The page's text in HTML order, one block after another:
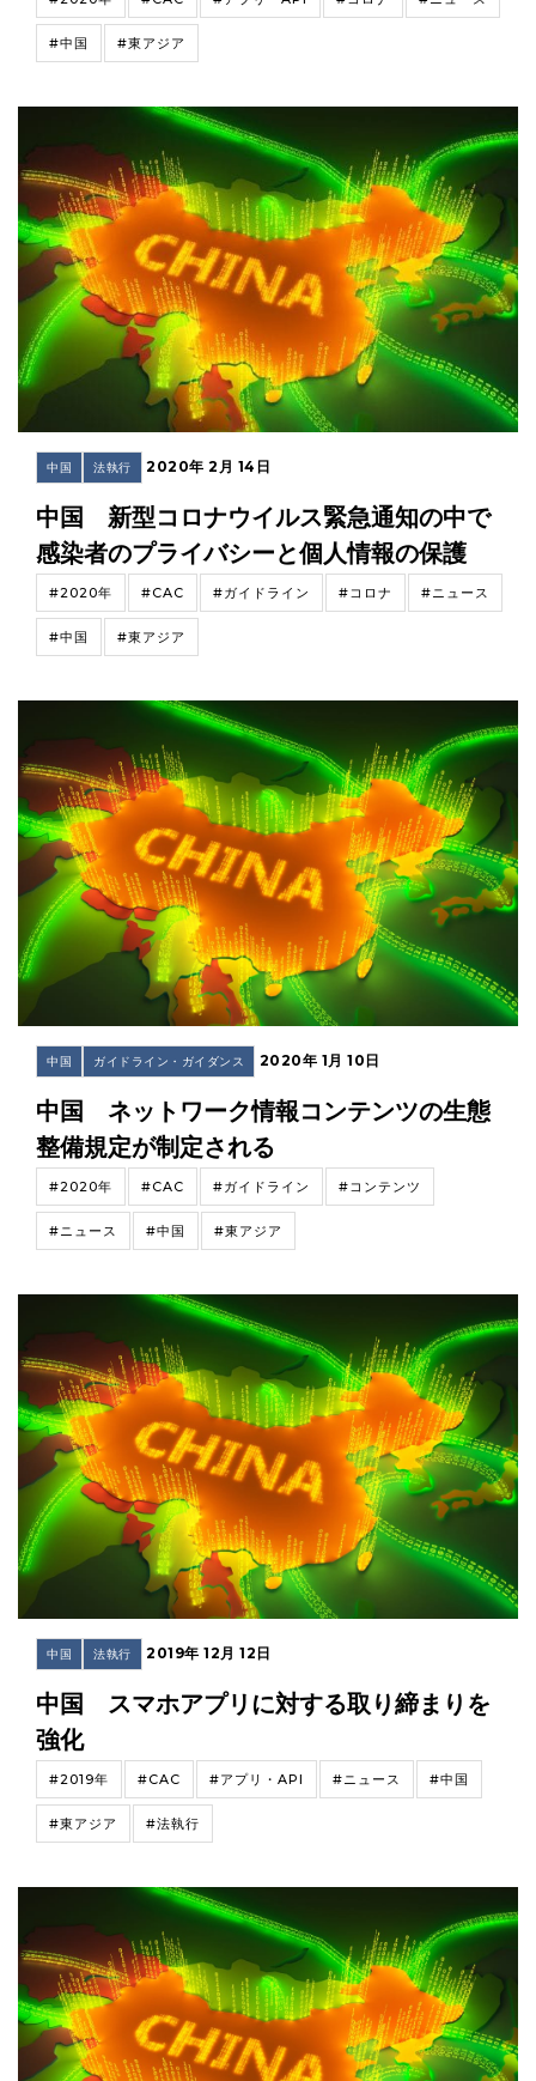
#中国 #東アジア
中国 法執行 2020年 2月 14日
中国 新型コロナウイルス緊急通知の中で
感染者のプライバシーと個人情報の保護
#2020年 #CAC #ガイドライン #コロナ #ニュース
#中国 #東アジア
中国 ガイドライン・ガイダンス 2020年 1月 10日
中国 ネットワーク情報コンテンツの生態
整備規定が制定される
#2020年 #CAC #ガイドライン #コンテンツ
#ニュース #中国 #東アジア
中国 法執行 2019年 12月 12日
中国 スマホアプリに対する取り締まりを
強化
#2019年 #CAC #アプリ・API #ニュース #中国
#東アジア #法執行